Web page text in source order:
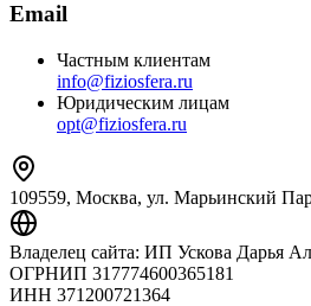
Email
Частным клиентам
info@fiziosfera.ru
Юридическим лицам
opt@fiziosfera.ru
109559, Москва, ул. Марьинский
Владелец сайта: ИП Ускова Дарья
ОГРНИП 317774600365181
ИНН 371200721364